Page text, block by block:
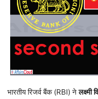
भारतीय रिजर्व बैंक (RBI) नेलक्ष्मी